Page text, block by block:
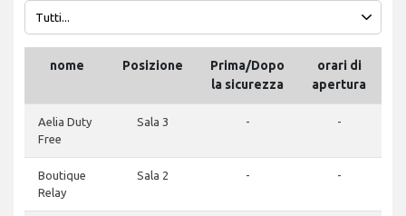
nome Posizione
Prima/Dopo
la sicurezza
orari di
apertura
Aelia Duty
Free
Sala 3 - -
Boutique
Relay
Sala 2 - -